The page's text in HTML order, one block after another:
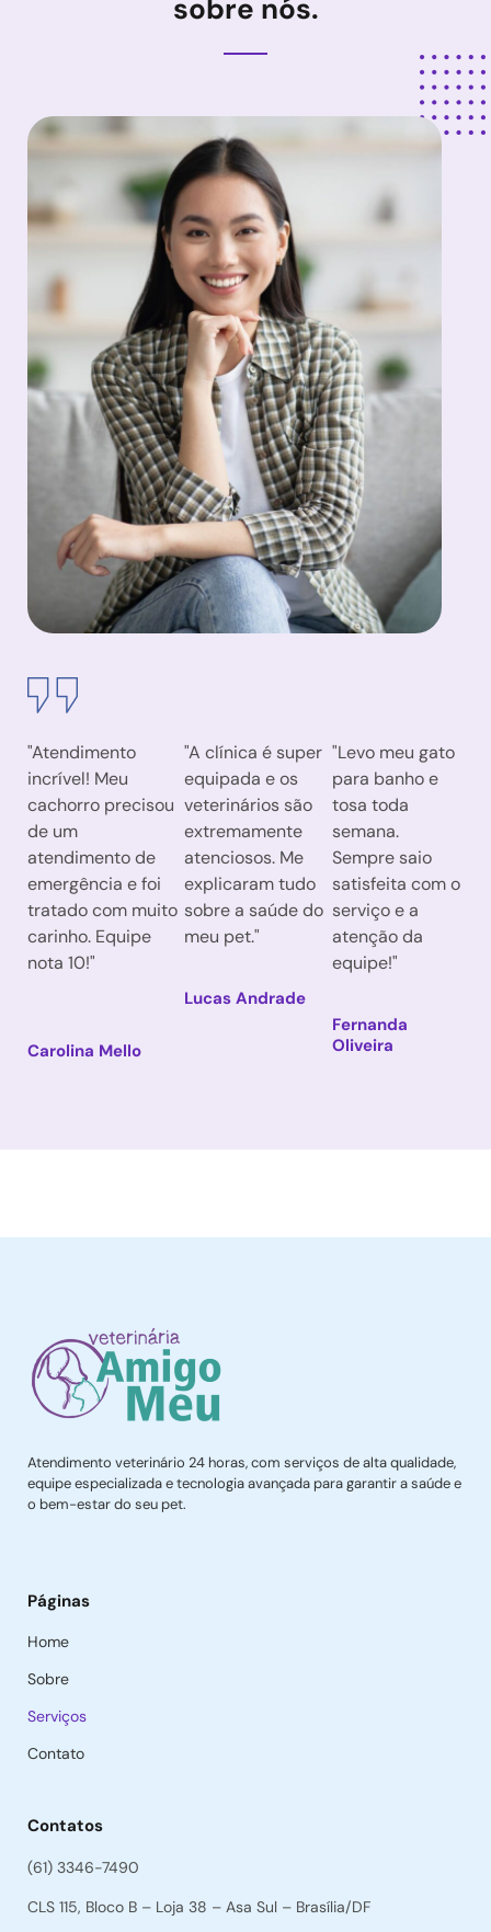
sobre nós.
"Atendimento
incrível! Meu
cachorro precisou
de um
atendimento de
emergência e foi
tratado com muito
carinho. Equipe
nota 10!"
Carolina Mello
"A clínica é super
equipada e os
veterinários são
extremamente
atenciosos. Me
explicaram tudo
sobre a saúde do
meu pet."
Lucas Andrade
"Levo meu gato
para banho e
tosa toda
semana.
Sempre saio
satisfeita com o
serviço e a
atenção da
equipe!"
Fernanda
Oliveira
Atendimento veterinário 24 horas, com serviços de alta qualidade,
equipe especializada e tecnologia avançada para garantir a saúde e
o bem-estar do seu pet.
Páginas
Home
Sobre
Serviços
Contato
Contatos
(61) 3346-7490
CLS 115, Bloco B – Loja 38 – Asa Sul – Brasília/DF